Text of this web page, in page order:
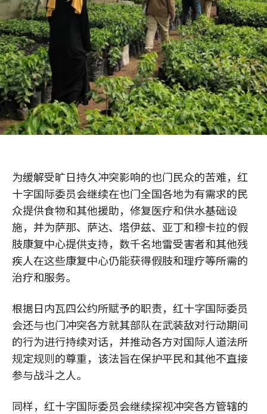
为缓解受旷日持久冲突影响的也门民众的苦难，红
十字国际委员会继续在也门全国各地为有需求的民
众提供食物和其他援助，修复医疗和供水基础设
施，并为萨那、萨达、塔伊兹、亚丁和穆卡拉的假
肢康复中心提供支持，数千名地雷受害者和其他残
疾人在这些康复中心仍能获得假肢和理疗等所需的
治疗和服务。
根据日内瓦四公约所赋予的职责，红十字国际委员
会还与也门冲突各方就其部队在武装敌对行动期间
的行为进行持续对话，并推动各方对国际人道法所
规定规则的尊重，该法旨在保护平民和其他不直接
参与战斗之人。
同样，红十字国际委员会继续探视冲突各方管辖的